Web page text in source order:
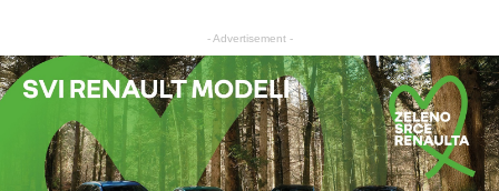
- Advertisement -